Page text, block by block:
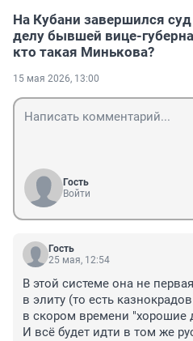
На Кубани завершился
делу бывшей вице-
кто такая Минькова?
15 мая 2026, 13:00
Гость
Войти
Гость
25 мая, 12:54
В этой системе она не
в элиту (то есть
в скором времени "хорошие
И всё будет идти в том же